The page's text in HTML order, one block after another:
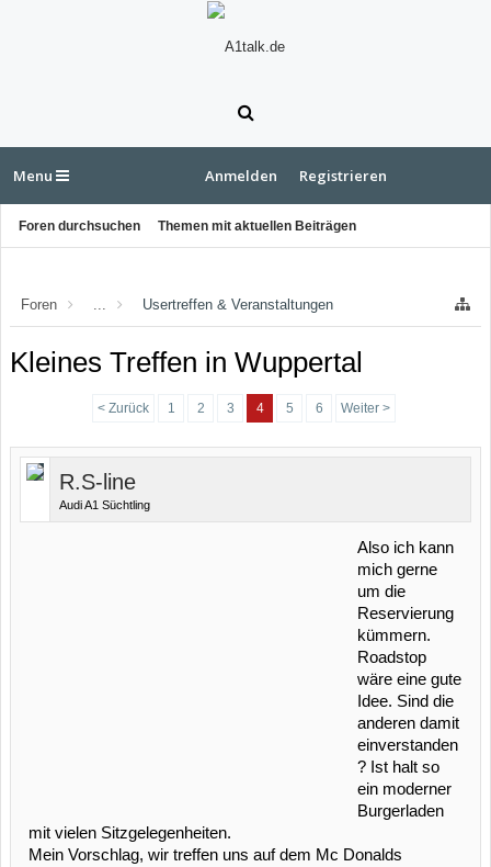
Menu
Foren durchsuchen Themen mit aktuellen Beiträgen
Anmelden Registrieren
Foren ... Usertreffen & Veranstaltungen
Kleines Treffen in Wuppertal
< Zurück 1 2 3 4 5 6 Weiter >
R.S-line
Audi A1 Süchtling
Also ich kann
mich gerne
um die
Reservierung
kümmern.
Roadstop
wäre eine gute
Idee. Sind die
anderen damit
einverstanden
? Ist halt so
ein moderner
Burgerladen
mit vielen Sitzgelegenheiten.
Mein Vorschlag, wir treffen uns auf dem Mc Donalds